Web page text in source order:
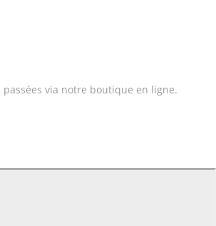
via notre boutique en ligne.